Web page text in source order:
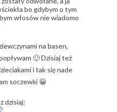
bo gdybym o tym
włosów nie wiadomo
na basen,
🙂 Dzisiaj też
i tak się nade
soczewki 😀
dzisiaj: